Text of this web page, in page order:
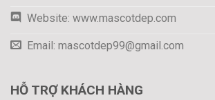
Website: www.mascotdep.com
Email: mascotdep99@gmail.com
HỖ TRỢ KHÁCH HÀNG